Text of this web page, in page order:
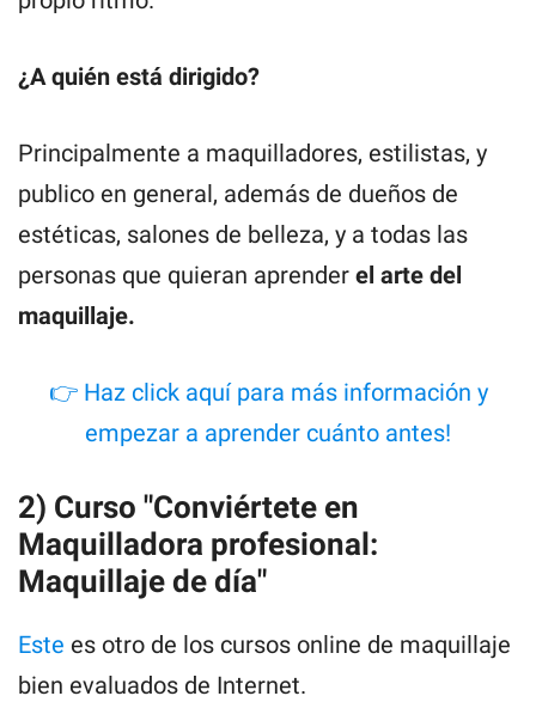
¿A quién está dirigido?
Principalmente a maquilladores, estilistas, y
publico en general, además de dueños de
estéticas, salones de belleza, y a todas las
personas que quieran aprender el arte del
maquillaje.
👉 Haz click aquí para más información y
empezar a aprender cuánto antes!
2) Curso "Conviértete en
Maquilladora profesional:
Maquillaje de día"
Este es otro de los cursos online de maquillaje
bien evaluados de Internet.